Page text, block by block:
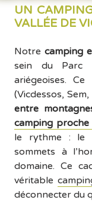
UN
VALLÉE DE
Notre camping
sein du Parc
ariégeoises.
(Vicdessos,
entre
camping proche
le rythme : le
sommets à
domaine. Ce
véritable
déconnecter du